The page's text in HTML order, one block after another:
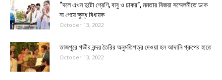
“দলে এখন দুটো শ্রেণি, বাবু ও চাকর”, মমতার বিজয়া সম্মেলনীতে ডাক
না পেয়ে ক্ষুব্ধ বিধায়ক
October 13, 2022
তাজপুরে গভীর বন্দর তৈরির অনুমতিপত্র দেওয়া হল আদানি গ্রুপের হাতে
October 13, 2022